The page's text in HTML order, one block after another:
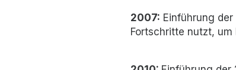
2007: Einführung
Fortschritte nutzt,